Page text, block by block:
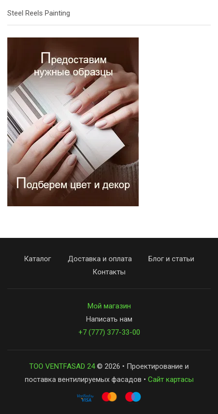
Steel Reels Painting
Каталог Доставка и оплата
Блог и статьи
Контакты
Мой магазин
Написать нам
+7 (777) 377-33-00
ТОО VENTFASAD 24© 2026 • Проектирование и
поставка вентилируемых фасадов • Сайт картасы